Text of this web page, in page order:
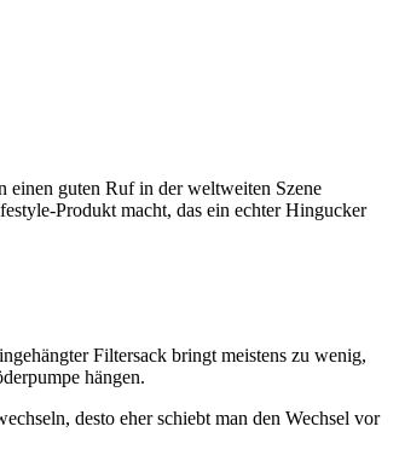
einen guten Ruf in der weltweiten Szene
Produkt macht, das ein echter Hingucker
Filtersack bringt meistens zu wenig,
hängen.
desto eher schiebt man den Wechsel vor